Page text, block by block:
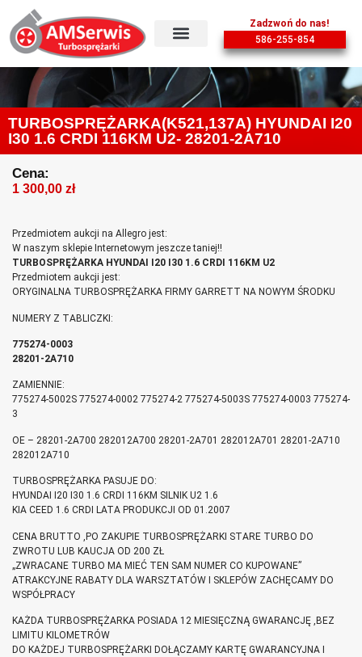
Zadzwoń do nas!
586-255-854
TURBOSPRĘŻARKA(K521,137A) HYUNDAI I20
I30 1.6 CRDI 116KM U2- 28201-2A710
Cena:
1 300,00 zł
Przedmiotem aukcji na Allegro jest:
W naszym sklepie Internetowym jeszcze taniej!!
TURBOSPRĘŻARKA HYUNDAI I20 I30 1.6 CRDI 116KM U2
Przedmiotem aukcji jest:
ORYGINALNA TURBOSPRĘŻARKA FIRMY GARRETT NA NOWYM ŚRODKU
NUMERY Z TABLICZKI:
775274-0003
28201-2A710
ZAMIENNIE:
775274-5002S 775274-0002 775274-2 775274-5003S 775274-0003 775274-
3
OE – 28201-2A700 282012A700 28201-2A701 282012A701 28201-2A710
282012A710
TURBOSPRĘŻARKA PASUJE DO:
HYUNDAI I20 I30 1.6 CRDI 116KM SILNIK U2 1.6
KIA CEED 1.6 CRDI LATA PRODUKCJI OD 01.2007
CENA BRUTTO ,PO ZAKUPIE TURBOSPRĘŻARKI STARE TURBO DO
ZWROTU LUB KAUCJA OD 200 ZŁ
„ZWRACANE TURBO MA MIEĆ TEN SAM NUMER CO KUPOWANE”
ATRAKCYJNE RABATY DLA WARSZTATÓW I SKLEPÓW ZACHĘCAMY DO
WSPÓŁPRACY
KAŻDA TURBOSPRĘŻARKA POSIADA 12 MIESIĘCZNĄ GWARANCJĘ ,BEZ
LIMITU KILOMETRÓW
DO KAŻDEJ TURBOSPRĘŻARKI DOŁĄCZAMY KARTĘ GWARANCYJNA I